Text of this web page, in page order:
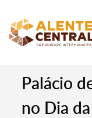
Palácio
no Dia